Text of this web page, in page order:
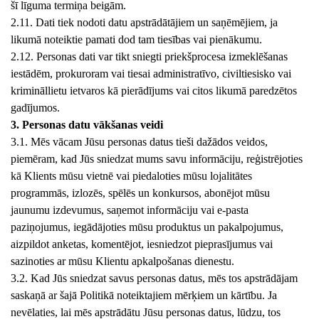
šī līguma termiņa beigām.
2.11. Dati tiek nodoti datu apstrādātājiem un saņēmējiem, ja
likumā noteiktie pamati dod tam tiesības vai pienākumu.
2.12. Personas dati var tikt sniegti priekšprocesa izmeklēšanas
iestādēm, prokuroram vai tiesai administratīvo, civiltiesisko vai
krimināllietu ietvaros kā pierādījums vai citos likumā paredzētos
gadījumos.
3. Personas datu vākšanas veidi
3.1. Mēs vācam Jūsu personas datus tieši dažādos veidos,
piemēram, kad Jūs sniedzat mums savu informāciju, reģistrējoties
kā Klients mūsu vietnē vai piedaloties mūsu lojalitātes
programmās, izlozēs, spēlēs un konkursos, abonējot mūsu
jaunumu izdevumus, saņemot informāciju vai e-pasta
paziņojumus, iegādājoties mūsu produktus un pakalpojumus,
aizpildot anketas, komentējot, iesniedzot pieprasījumus vai
sazinoties ar mūsu Klientu apkalpošanas dienestu.
3.2. Kad Jūs sniedzat savus personas datus, mēs tos apstrādājam
saskaņā ar šajā Politikā noteiktajiem mērķiem un kārtību. Ja
nevēlaties, lai mēs apstrādātu Jūsu personas datus, lūdzu, tos